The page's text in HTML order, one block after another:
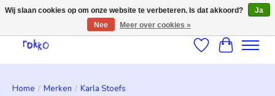
Verlanglijst
Home / Merken / Karla Stoefs
Wij slaan cookies op om onze website te verbeteren. Is dat akkoord?
Ja
Nee
Meer over cookies »